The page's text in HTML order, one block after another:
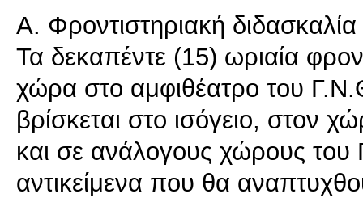
Α. Φροντιστηριακή διδασκαλία
Τα δεκαπέντε (15) ωριαία
χώρα στο αμφιθέατρο του
βρίσκεται στο ισόγειο, στον
και σε ανάλογους χώρους
αντικείμενα που θα